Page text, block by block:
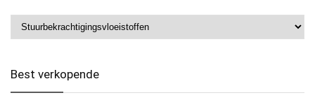
Best verkopende